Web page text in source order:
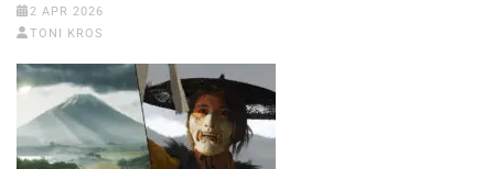
2 APR 2026
TONI KROS